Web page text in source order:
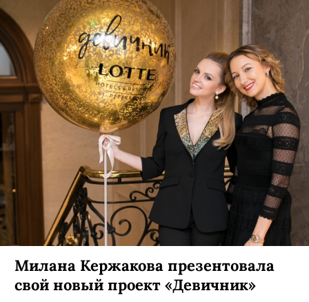
Милана Кержакова презентовала
свой новый проект «Девичник»